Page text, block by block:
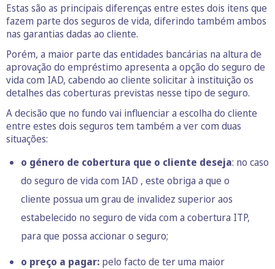
Estas são as principais diferenças entre estes dois itens que
fazem parte dos seguros de vida, diferindo também ambos
nas garantias dadas ao cliente.
Porém, a maior parte das entidades bancárias na altura de
aprovação do empréstimo apresenta a opção do seguro de
vida com IAD, cabendo ao cliente solicitar à instituição os
detalhes das coberturas previstas nesse tipo de seguro.
A decisão que no fundo vai influenciar a escolha do cliente
entre estes dois seguros tem também a ver com duas
situações:
o género de cobertura que o cliente deseja: no caso
do seguro de vida com IAD , este obriga a que o
cliente possua um grau de invalidez superior aos
estabelecido no seguro de vida com a cobertura ITP,
para que possa accionar o seguro;
o preço a pagar: pelo facto de ter uma maior